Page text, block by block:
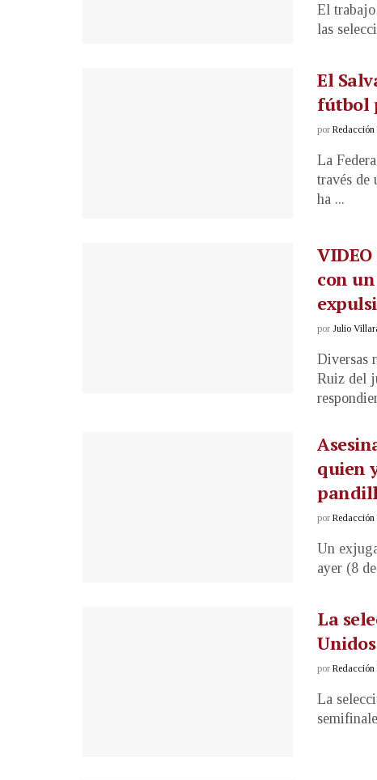
El trabajo
las
El
fútbol
por Redacción
La
través de
ha ...
con
por Julio
Diversas
Ruiz del
quien
por Redacción
Un
ayer (8
La
por Redacción
La